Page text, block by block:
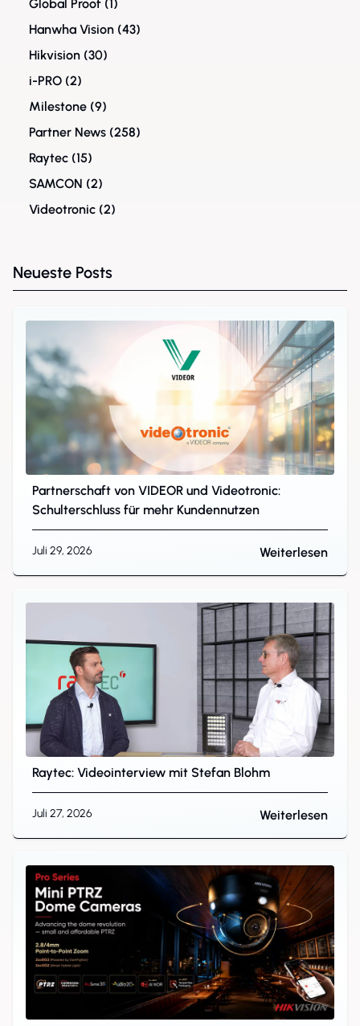
Global Proof (1)
Hanwha Vision (43)
Hikvision (30)
i-PRO (2)
Milestone (9)
Partner News (258)
Raytec (15)
SAMCON (2)
Videotronic (2)
Neueste Posts
Partnerschaft von VIDEOR und Videotronic:
Schulterschluss für mehr Kundennutzen
Juli 29, 2026 Weiterlesen
Raytec: Videointerview mit Stefan Blohm
Juli 27, 2026 Weiterlesen